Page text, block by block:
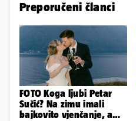
Preporučeni članci
FOTO Koga ljubi Petar
Sučić? Na zimu imali
bajkovito vjenčanje, a